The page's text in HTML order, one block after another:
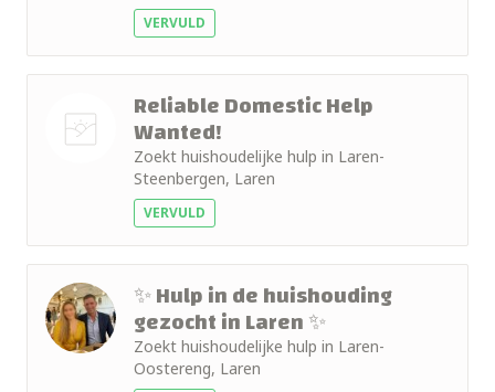
VERVULD
Reliable Domestic Help
Wanted!
Zoekt huishoudelijke hulp in Laren-
Steenbergen, Laren
VERVULD
✨ Hulp in de huishouding
gezocht in Laren ✨
Zoekt huishoudelijke hulp in Laren-
Oostereng, Laren